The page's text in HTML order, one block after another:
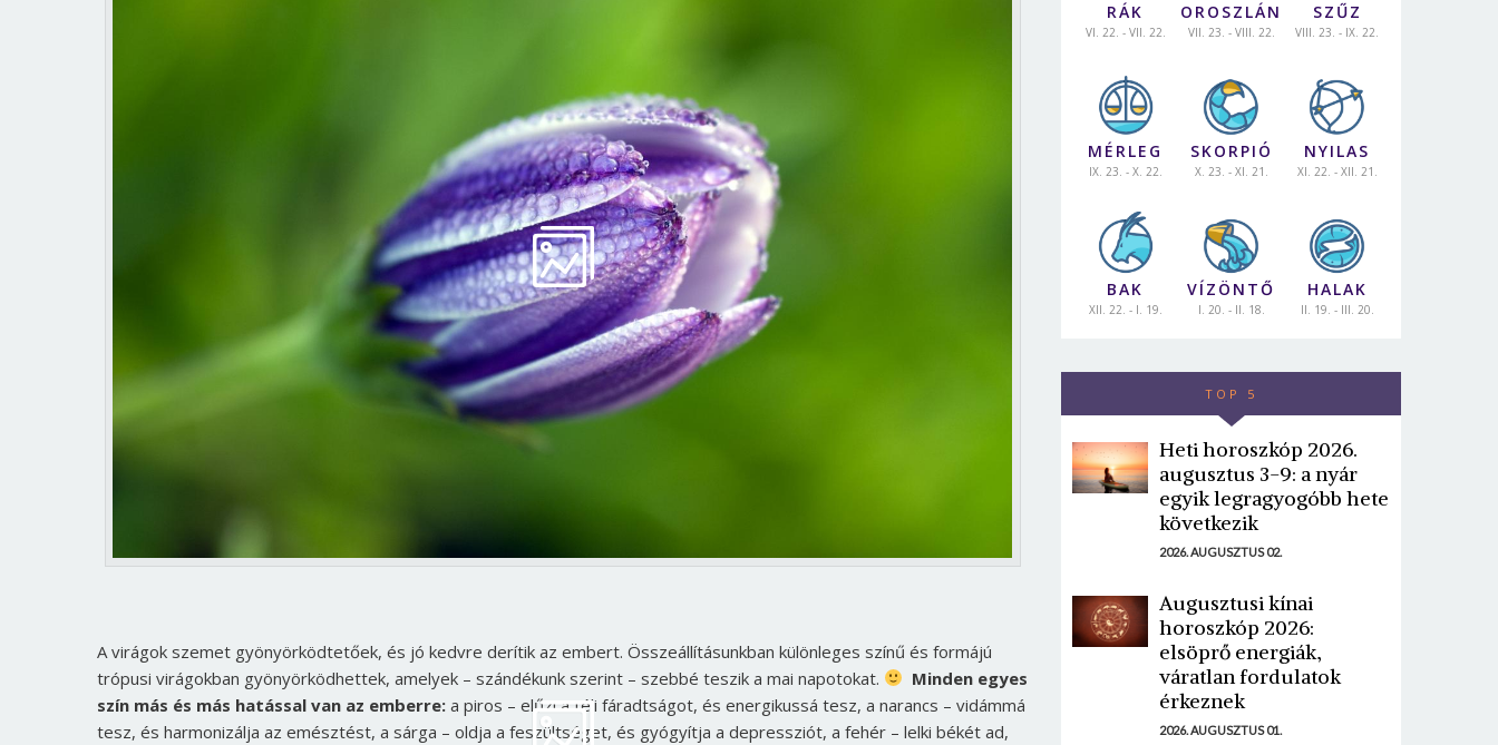
A virágok szemet gyönyörködtetőek, és jó kedvre derítik az embert. Összeállításunkban különleges színű és formájú
trópusi virágokban gyönyörködhettek, amelyek – szándékunk szerint – szebbé teszik a mai napotokat.
Minden egyes
szín más és más hatással van az emberre: a piros – elűzi a téli fáradtságot, és energikussá tesz, a narancs – vidámmá
tesz, és harmonizálja az emésztést, a sárga – oldja a feszültséget, és gyógyítja a depressziót, a fehér – lelki békét ad,
RÁK
VI. 22. - VII. 22.
OROSZLÁN
VII. 23. - VIII. 22.
SZŰZ
VIII. 23. - IX. 22.
MÉRLEG
IX. 23. - X. 22.
SKORPIÓ
X. 23. - XI. 21.
NYILAS
XI. 22. - XII. 21.
BAK
XII. 22. - I. 19.
VÍZÖNTŐ
I. 20. - II. 18.
HALAK
II. 19. - III. 20.
TOP 5
Heti horoszkóp 2026.
augusztus 3-9: a nyár
egyik legragyogóbb hete
következik
2026. AUGUSZTUS 02.
Augusztusi kínai
horoszkóp 2026:
elsöprő energiák,
váratlan fordulatok
érkeznek
2026. AUGUSZTUS 01.